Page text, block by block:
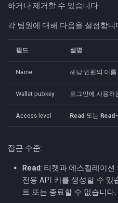
하거나 제거할 수 있습니다.
각 팀원에 대해 다음을 설정합니
필드 설명
Name 해당 인원의 이름
Wallet pubkey 로그인에 사용하
Access level Read 또는
접근 수준:
Read: 티켓과 에스컬레이션
전용 API 키를 생성할 수 있
트 또는 종료할 수 없습니다.